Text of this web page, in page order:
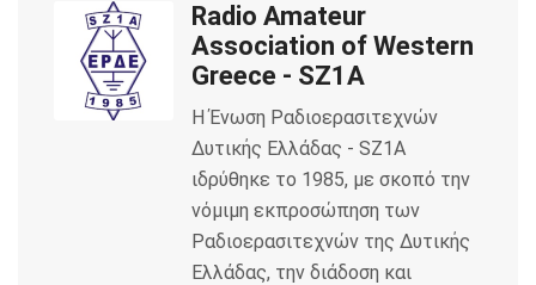
b
o
t
e
l
Radio Amateur
Association of Western
Greece - SZ1A
Η Ένωση Ραδιοερασιτεχνών
Δυτικής Ελλάδας - SZ1A
ιδρύθηκε το 1985, με σκοπό την
νόμιμη εκπροσώπηση των
Ραδιοερασιτεχνών της Δυτικής
Ελλάδας, την διάδοση και